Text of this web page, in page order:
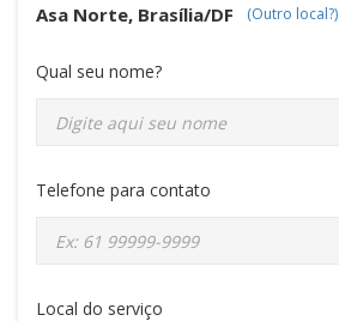
Asa Norte, Brasília/DF (Outro local?)
Qual seu nome?
Telefone para contato
Local do serviço